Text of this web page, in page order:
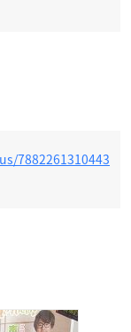
7882261310443